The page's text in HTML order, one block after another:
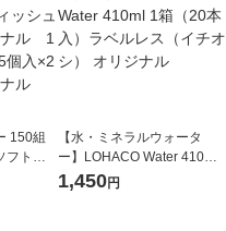
150組
フトパ
オナ オ
【水・ミネラルウォータ
ー】LOHACO Water 410ml
1箱（20本入）ラベルレス
1,450円